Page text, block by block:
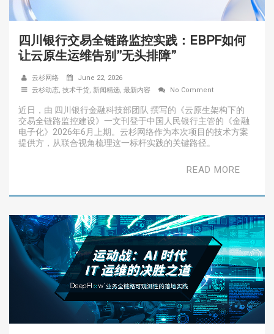
四川银行交易全链路监控实践：EBPF如何
让云原生运维告别”无头排障”
云杉网络
June 22, 2026
云杉动态 技术干货 新闻精选 最新内容 No Comment
近日，由 四川银行金融科技部团队 撰写的《云原生架构下的
交易全链路监控建设》一文刊登于中国人民银行主管的《金融
电子化》2026年6月上期。云杉网络作为本次项目的技术方案
提供方，从联合视角梳理这一标杆实践的关键路径。
READ MORE